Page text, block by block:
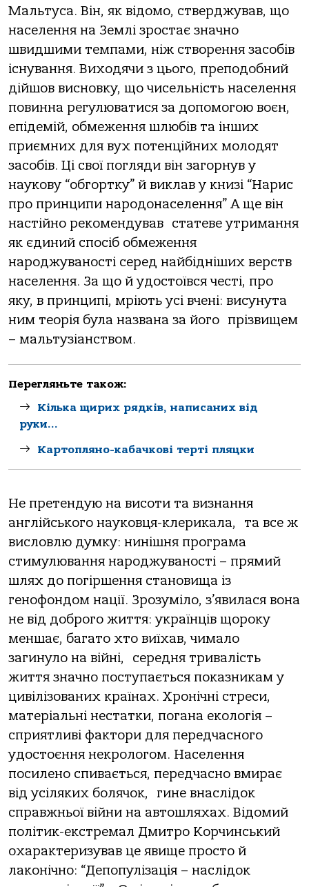
Мальтуса. Він, як відомо, стверджував, що
населення на Землі зростає значно
швидшими темпами, ніж створення засобів
існування. Виходячи з цього, преподобний
дійшов висновку, що чисельність населення
повинна регулюватися за допомогою воєн,
епідемій, обмеження шлюбів та інших
приємних для вух потенційних молодят
засобів. Ці свої погляди він загорнув у
наукову “обгортку” й виклав у книзі “Нарис
про принципи народонаселення” А ще він
настійно рекомендував статеве утримання
як єдиний спосіб обмеження
народжуваності серед найбідніших верств
населення. За що й удостоївся честі, про
яку, в принципі, мріють усі вчені: висунута
ним теорія була названа за його прізвищем
– мальтузіанством.
Перегляньте також:
Кілька щирих рядків, написаних від
руки…
Картопляно-кабачкові терті пляцки
Не претендую на висоти та визнання
англійського науковця-клерикала,
та все ж
висловлю думку: нинішня програма
стимулювання народжуваності – прямий
шлях до погіршення становища із
генофондом нації. Зрозуміло, з’явилася вона
не від доброго життя: українців щороку
меншає, багато хто виїхав, чимало
загинуло на війні,
середня тривалість
життя значно поступається показникам у
цивілізованих країнах. Хронічні стреси,
матеріальні нестатки, погана екологія –
сприятливі фактори для передчасного
удостоєння некрологом. Населення
посилено спивається, передчасно вмирає
від усіляких болячок,
гине внаслідок
справжньої війни на автошляхах. Відомий
політик-екстремал Дмитро Корчинський
охарактеризував це явище просто й
лаконічно: “Депопулізація – наслідок